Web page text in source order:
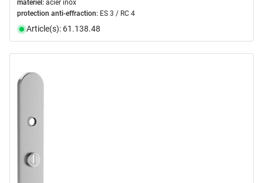
matériel: acier inox
protection anti-effraction: ES 3 / RC 4
Article(s): 61.138.48